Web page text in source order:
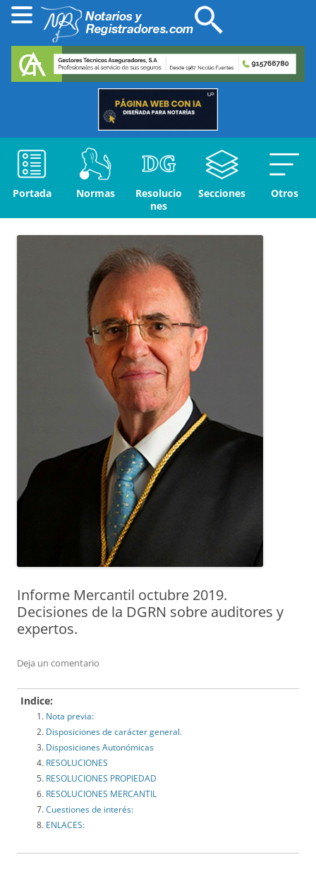
Portada Normas
Resolucio
nes
Secciones Otros
Informe Mercantil octubre 2019.
Decisiones de la DGRN sobre auditores y
expertos.
Deja un comentario
Indice:
Nota previa:
Disposiciones de carácter general.
Disposiciones Autonómicas
RESOLUCIONES
RESOLUCIONES PROPIEDAD
RESOLUCIONES MERCANTIL
Cuestiones de interés:
ENLACES: